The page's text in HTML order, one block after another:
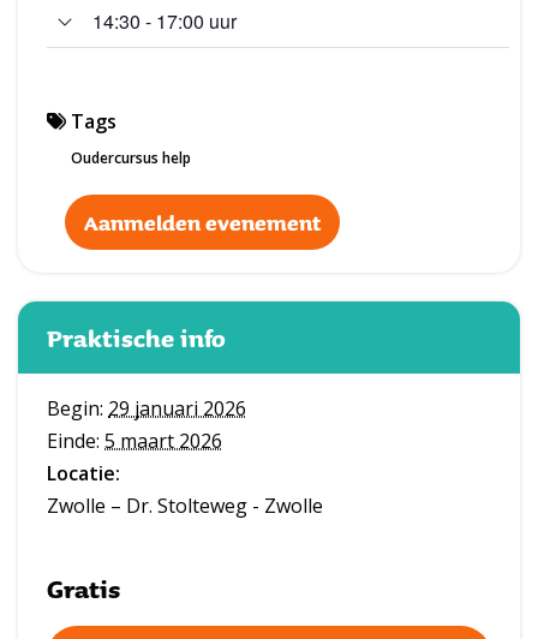
14:30 - 17:00 uur
Tags
Oudercursus help
Aanmelden evenement
Praktische info
Begin: 29 januari 2026
Einde: 5 maart 2026
Locatie:
Zwolle – Dr. Stolteweg - Zwolle
Gratis